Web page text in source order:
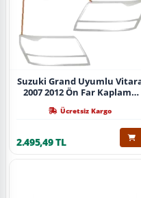
Suzuki Grand Uyumlu
2007 2012 Ön Far Kaplama
Ücretsiz Kargo
2.495,49 TL